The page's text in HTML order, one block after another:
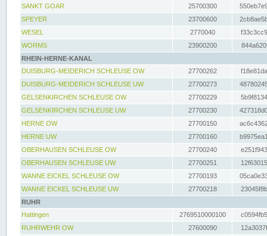
SANKT GOAR
25700300
SPEYER
23700600
WESEL
2770040
WORMS
23900200
RHEIN-HERNE-KANAL
DUISBURG-MEIDERICH SCHLEUSE OW
27700262
DUISBURG-MEIDERICH SCHLEUSE UW
27700273
GELSENKIRCHEN SCHLEUSE OW
27700229
GELSENKIRCHEN SCHLEUSE UW
27700230
HERNE OW
27700150
HERNE UW
27700160
OBERHAUSEN SCHLEUSE OW
27700240
OBERHAUSEN SCHLEUSE UW
27700251
WANNE EICKEL SCHLEUSE OW
27700193
WANNE EICKEL SCHLEUSE UW
27700218
RUHR
Hattingen
2769510000100
RUHRWEHR OW
27600090